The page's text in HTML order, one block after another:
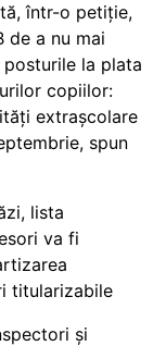
într-o petiție,
de a nu mai
la plata
copiilor:
extrașcolare
spun
lista
va fi
titularizabile
și